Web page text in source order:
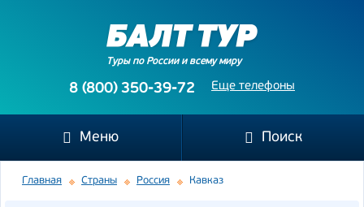
Туры по России и всему миру
Еще телефоны
8 (800) 350-39-72
Меню Поиск
Главная Страны Россия Кавказ